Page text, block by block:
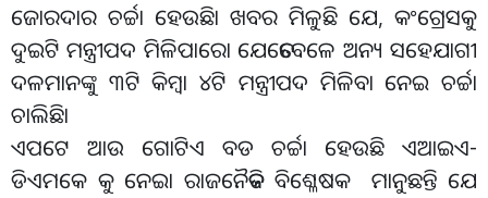
ଜୋରଦାର ଚର୍ଚ୍ଚା ହେଉଛିା ଖବର ମିଳୁଛି ଯେ, କଂଗ୍ରେସକୁ
ଦୁଇଟି ମନ୍ତ୍ରୀପଦ ମିଳିପାରୋ ଯେତେବେଳେ ଅନ୍ୟ ସହେଯାଗୀ
ଦଳମାନଙ୍କୁ ୩ଟି କିମ୍ବା ୪ଟି ମନ୍ତ୍ରୀପଦ ମିଳିବା ନେଇ ଚର୍ଚ୍ଚା
ଚାଲିଛିା
ଏପଟେ ଆଉ ଗୋଟିଏ ବଡ ଚର୍ଚ୍ଚା ହେଉଛି ଏଆଇଏ-
ଡିଏମକେ କୁ ନେଇା ରାଜନୈତିକ ବିଶ୍ଳେଷକ ମାନୁଛନ୍ତି ଯେ